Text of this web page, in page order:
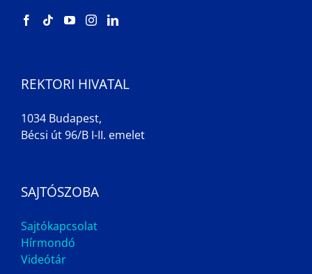
REKTORI HIVATAL
1034 Budapest,
Bécsi út 96/B I-II. emelet
SAJTÓSZOBA
Sajtókapcsolat
Hírmondó
Videótár